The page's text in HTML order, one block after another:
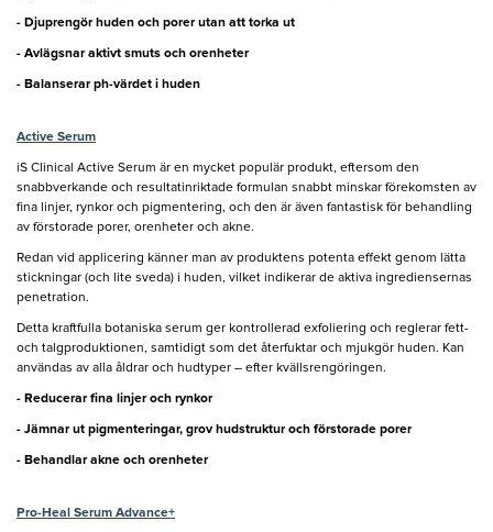
- Djuprengör huden och porer utan att torka ut
- Avlägsnar aktivt smuts och orenheter
- Balanserar ph-värdet i huden
Active Serum
iS Clinical Active Serum är en mycket populär produkt, eftersom den
snabbverkande och resultatinriktade formulan snabbt minskar förekomsten av
fina linjer, rynkor och pigmentering, och den är även fantastisk för behandling
av förstorade porer, orenheter och akne.
Redan vid applicering känner man av produktens potenta effekt genom lätta
stickningar (och lite sveda) i huden, vilket indikerar de aktiva ingrediensernas
penetration.
Detta kraftfulla botaniska serum ger kontrollerad exfoliering och reglerar fett-
och talgproduktionen, samtidigt som det återfuktar och mjukgör huden. Kan
användas av alla åldrar och hudtyper – efter kvällsrengöringen.
- Reducerar fina linjer och rynkor
- Jämnar ut pigmenteringar, grov hudstruktur och förstorade porer
- Behandlar akne och orenheter
Pro-Heal Serum Advance+